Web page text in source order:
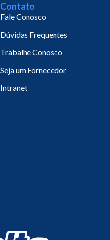
Contato
Fale Conosco
Dúvidas Frequentes
Trabalhe Conosco
Seja um Fornecedor
Intranet